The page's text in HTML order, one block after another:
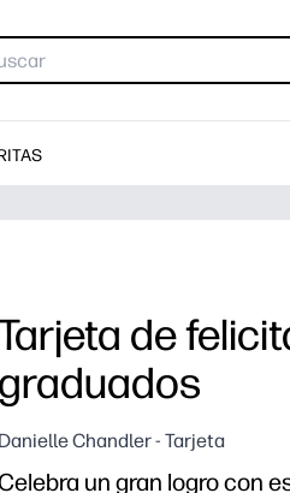
de
graduados
Danielle Chandler - Tarjeta
un gran logro con